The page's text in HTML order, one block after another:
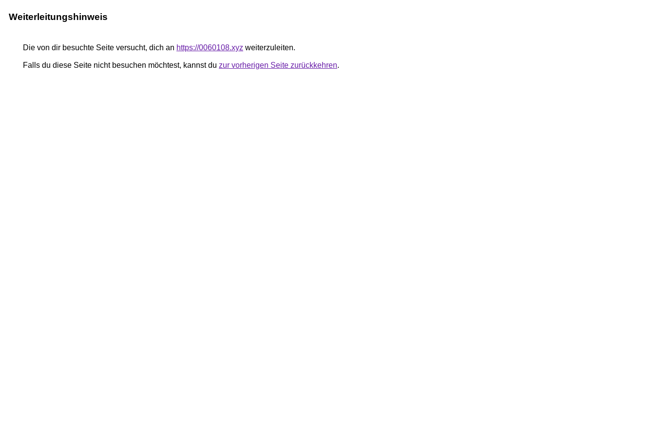
Weiterleitungshinweis
Die von dir besuchte Seite versucht, dich an https://0060108.xyz weiterzuleiten.
Falls du diese Seite nicht besuchen möchtest, kannst du zur vorherigen Seite zurückkehren.